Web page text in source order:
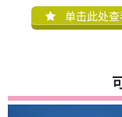
单击此处查